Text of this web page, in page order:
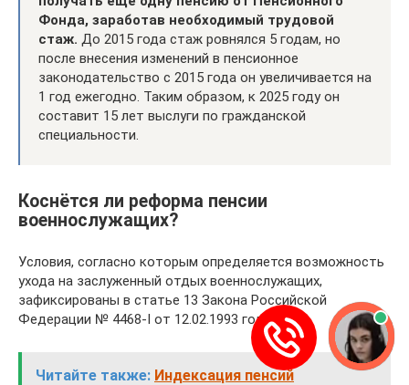
Фонда, заработав необходимый трудовой
стаж. До 2015 года стаж ровнялся 5 годам, но
после внесения изменений в пенсионное
законодательство с 2015 года он увеличивается на
1 год ежегодно. Таким образом, к 2025 году он
составит 15 лет выслуги по гражданской
специальности.
Коснётся ли реформа пенсии
военнослужащих?
Условия, согласно которым определяется возможность
ухода на заслуженный отдых военнослужащих,
зафиксированы в статье 13 Закона Российской
Федерации № 4468-I от 12.02.1993 года.
Читайте также: Индексация пенсий